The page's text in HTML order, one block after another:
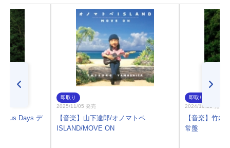
Days デ
即取り
2025/11/05 発売
【音楽】山下達郎/オノマトペ
ISLAND/MOVE ON
即取り
2024/10/23 発売
【音楽】竹内
常盤